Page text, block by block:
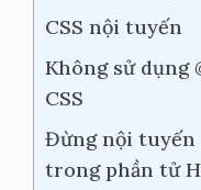
CSS nội tuyến
Không sử dụng
CSS
Đừng nội tuyến
trong phần tử